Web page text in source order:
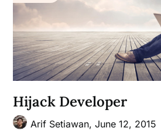
Hijack Developer
Arif Setiawan,June 12, 2015